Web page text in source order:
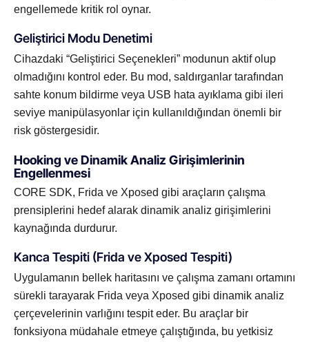
engellemede kritik rol oynar.
Geliştirici Modu Denetimi
Cihazdaki “Geliştirici Seçenekleri” modunun aktif olup
olmadığını kontrol eder. Bu mod, saldırganlar tarafından
sahte konum bildirme veya USB hata ayıklama gibi ileri
seviye manipülasyonlar için kullanıldığından önemli bir
risk göstergesidir.
Hooking ve Dinamik Analiz Girişimlerinin
Engellenmesi
CORE SDK, Frida ve Xposed gibi araçların çalışma
prensiplerini hedef alarak dinamik analiz girişimlerini
kaynağında durdurur.
Kanca Tespiti (Frida ve Xposed Tespiti)
Uygulamanın bellek haritasını ve çalışma zamanı ortamını
sürekli tarayarak Frida veya Xposed gibi dinamik analiz
çerçevelerinin varlığını tespit eder. Bu araçlar bir
fonksiyona müdahale etmeye çalıştığında, bu yetkisiz